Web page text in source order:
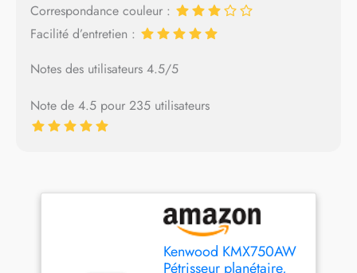
Correspondance couleur :
Facilité d’entretien :
Notes des utilisateurs 4.5/5
Note de 4.5 pour 235 utilisateurs
Kenwood KMX750AW
Pétrisseur planétaire,